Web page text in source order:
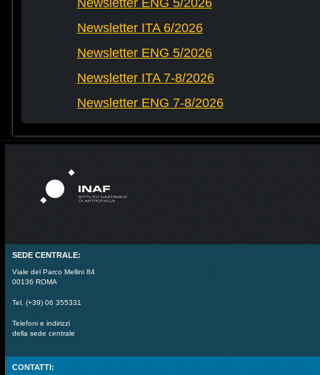
Newsletter ENG 5/2026
Newsletter ITA 6/2026
Newsletter ENG 5/2026
Newsletter ITA 7-8/2026
Newsletter ENG 7-8/2026
SEDE CENTRALE:
Viale del Parco Mellini 84
00136 ROMA
Tel. (+39) 06 355331
Telefoni e indirizzi
della sede centrale
CONTATTI: